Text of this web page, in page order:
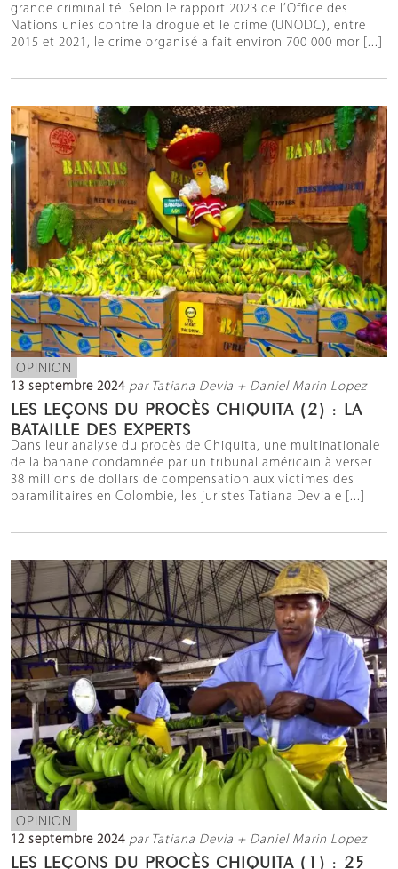
grande criminalité. Selon le rapport 2023 de l’Office des
Nations unies contre la drogue et le crime (UNODC), entre
2015 et 2021, le crime organisé a fait environ 700 000 mor [...]
OPINION
13 septembre 2024 par Tatiana Devia + Daniel Marin Lopez
LES LEÇONS DU PROCÈS CHIQUITA (2) : LA
BATAILLE DES EXPERTS
Dans leur analyse du procès de Chiquita, une multinationale
de la banane condamnée par un tribunal américain à verser
38 millions de dollars de compensation aux victimes des
paramilitaires en Colombie, les juristes Tatiana Devia e [...]
OPINION
12 septembre 2024 par Tatiana Devia + Daniel Marin Lopez
LES LEÇONS DU PROCÈS CHIQUITA (1) : 25